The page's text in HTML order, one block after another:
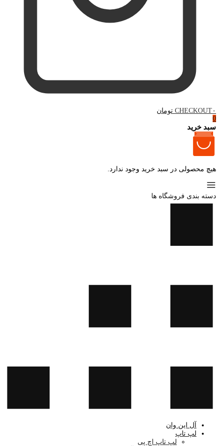
CHECKOUT ۰ تومان
0
سبد خرید
هیچ محصولی در سبد خرید وجود ندارد.
دسته بندی فروشگاه ها
آل این وان
لپ تاپ
لپ تاپ اچ پی